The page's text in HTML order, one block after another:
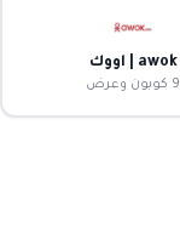
awok | اووك
9 كوبون وعرض